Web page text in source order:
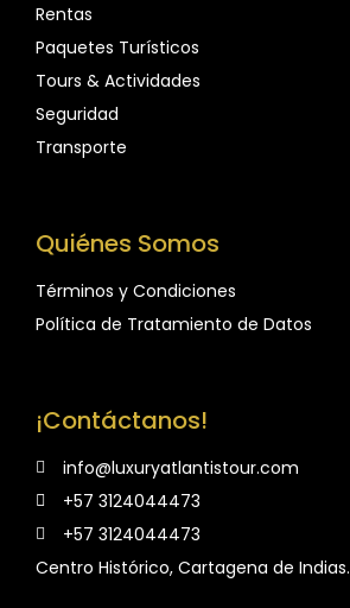
Rentas
Paquetes Turísticos
Tours & Actividades
Seguridad
Transporte
Quiénes Somos
Términos y Condiciones
Política de Tratamiento de Datos
¡Contáctanos!
info@luxuryatlantistour.com
+57 3124044473
+57 3124044473
Centro Histórico, Cartagena de Indias.